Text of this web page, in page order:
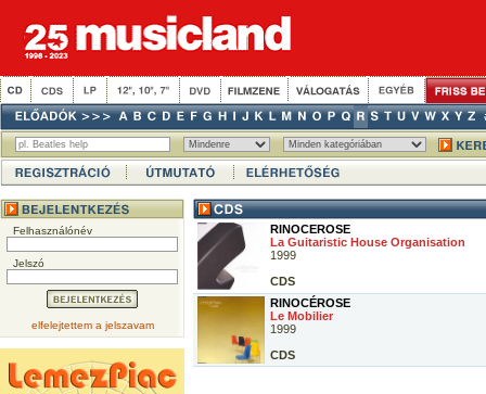
Felhasználónév
Jelszó
elfelejtettem a jelszavam
RINOCEROSE
La Guitaristic House Organisation
1999
CDS
RINOCÉROSE
Le Mobilier
1999
CDS